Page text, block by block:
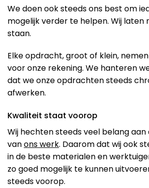
We doen ook steeds ons best om
mogelijk verder te helpen. Wij laten
staan.
Elke opdracht, groot of klein,
voor onze rekening. We hanteren
dat we onze opdrachten steeds
afwerken.
Kwaliteit staat voorop
Wij hechten steeds veel belang aan
vanons werk. Daarom dat wij ook
in de beste materialen en
zo goed mogelijk te kunnen
steeds voorop.